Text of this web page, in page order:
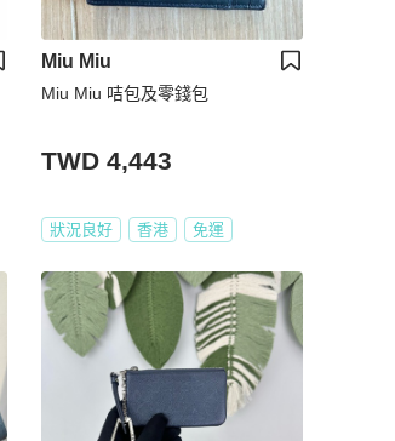
Miu Miu
Miu Miu 咭包及零錢包
TWD 4,443
狀況良好 香港 免運